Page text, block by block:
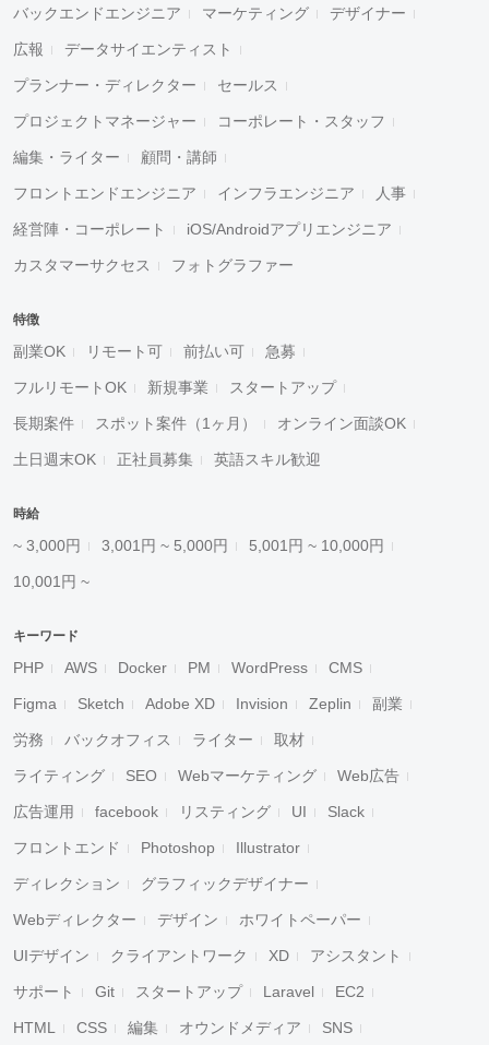
バックエンドエンジニア マーケティング デザイナー
広報 データサイエンティスト
プランナー・ディレクター セールス
プロジェクトマネージャー コーポレート・スタッフ
編集・ライター 顧問・講師
フロントエンドエンジニア インフラエンジニア 人事
経営陣・コーポレート iOS/Androidアプリエンジニア
カスタマーサクセス フォトグラファー
特徴
副業OK リモート可 前払い可 急募
フルリモートOK 新規事業 スタートアップ
長期案件 スポット案件（1ヶ月） オンライン面談OK
土日週末OK 正社員募集 英語スキル歓迎
時給
~ 3,000円 3,001円 ~ 5,000円 5,001円 ~ 10,000円
10,001円 ~
キーワード
PHP AWS Docker PM WordPress CMS
Figma Sketch Adobe XD Invision Zeplin 副業
労務 バックオフィス ライター 取材
ライティング SEO Webマーケティング Web広告
広告運用 facebook リスティング UI Slack
フロントエンド Photoshop Illustrator
ディレクション グラフィックデザイナー
Webディレクター デザイン ホワイトペーパー
UIデザイン クライアントワーク XD アシスタント
サポート Git スタートアップ Laravel EC2
HTML CSS 編集 オウンドメディア SNS